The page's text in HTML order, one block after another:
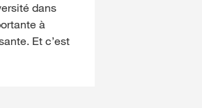
dans
à
Et c’est